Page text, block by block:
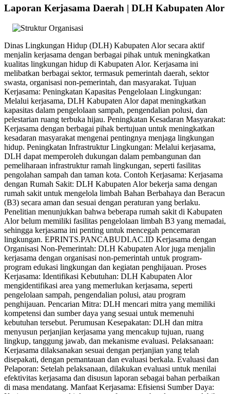
Laporan Kerjasama Daerah | DLH Kabupaten Alor
Dinas Lingkungan Hidup (DLH) Kabupaten Alor secara aktif
menjalin kerjasama dengan berbagai pihak untuk meningkatkan
kualitas lingkungan hidup di Kabupaten Alor. Kerjasama ini
melibatkan berbagai sektor, termasuk pemerintah daerah, sektor
swasta, organisasi non-pemerintah, dan masyarakat. Tujuan
Kerjasama: Peningkatan Kapasitas Pengelolaan Lingkungan:
Melalui kerjasama, DLH Kabupaten Alor dapat meningkatkan
kapasitas dalam pengelolaan sampah, pengendalian polusi, dan
pelestarian ruang terbuka hijau. Peningkatan Kesadaran Masyarakat:
Kerjasama dengan berbagai pihak bertujuan untuk meningkatkan
kesadaran masyarakat mengenai pentingnya menjaga lingkungan
hidup. Peningkatan Infrastruktur Lingkungan: Melalui kerjasama,
DLH dapat memperoleh dukungan dalam pembangunan dan
pemeliharaan infrastruktur ramah lingkungan, seperti fasilitas
pengolahan sampah dan taman kota. Contoh Kerjasama: Kerjasama
dengan Rumah Sakit: DLH Kabupaten Alor bekerja sama dengan
rumah sakit untuk mengelola limbah Bahan Berbahaya dan Beracun
(B3) secara aman dan sesuai dengan peraturan yang berlaku.
Penelitian menunjukkan bahwa beberapa rumah sakit di Kabupaten
Alor belum memiliki fasilitas pengelolaan limbah B3 yang memadai,
sehingga kerjasama ini penting untuk mencegah pencemaran
lingkungan. EPRINTS.PANCABUDI.AC.ID Kerjasama dengan
Organisasi Non-Pemerintah: DLH Kabupaten Alor juga menjalin
kerjasama dengan organisasi non-pemerintah untuk program-
program edukasi lingkungan dan kegiatan penghijauan. Proses
Kerjasama: Identifikasi Kebutuhan: DLH Kabupaten Alor
mengidentifikasi area yang memerlukan kerjasama, seperti
pengelolaan sampah, pengendalian polusi, atau program
penghijauan. Pencarian Mitra: DLH mencari mitra yang memiliki
kompetensi dan sumber daya yang sesuai untuk memenuhi
kebutuhan tersebut. Perumusan Kesepakatan: DLH dan mitra
menyusun perjanjian kerjasama yang mencakup tujuan, ruang
lingkup, tanggung jawab, dan mekanisme evaluasi. Pelaksanaan:
Kerjasama dilaksanakan sesuai dengan perjanjian yang telah
disepakati, dengan pemantauan dan evaluasi berkala. Evaluasi dan
Pelaporan: Setelah pelaksanaan, dilakukan evaluasi untuk menilai
efektivitas kerjasama dan disusun laporan sebagai bahan perbaikan
di masa mendatang. Manfaat Kerjasama: Efisiensi Sumber Daya: